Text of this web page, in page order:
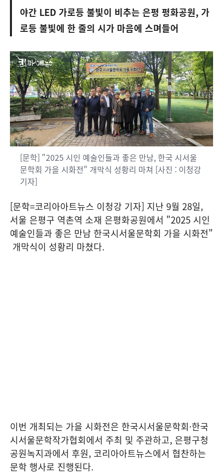
야간 LED 가로등 불빛이 비추는 은평 평화공원, 가
로등 불빛에 한 줄의 시가 마음에 스며들어
[문학] "2025 시인 예술인들과 좋은 만남, 한국 시서울
문학회 가을 시화전" 개막식 성황리 마쳐 [사진 : 이청강
기자]
[문학=코리아아트뉴스 이청강 기자] 지난 9월 28일,
서울 은평구 역촌역 소재 은평화공원에서 "2025 시인
예술인들과 좋은 만남 한국시서울문학회 가을 시화전"
개막식이 성황리 마쳤다.
이번 개최되는 가을 시화전은 한국시서울문학회·한국
시서울문학작가협회에서 주최 및 주관하고, 은평구청
공원녹지과에서 후원, 코리아아트뉴스에서 협찬하는
문학 행사로 진행된다.